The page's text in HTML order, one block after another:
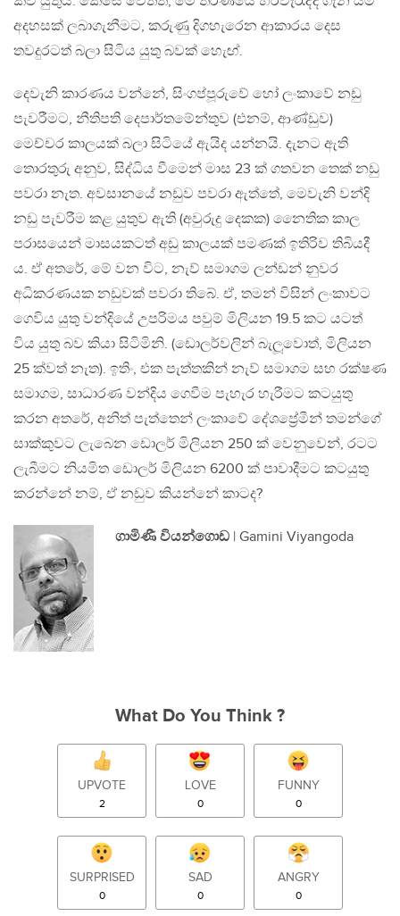
අදහසක් ලබාගැනීමට, කරුණු දිගහැරෙන ආකාරය දෙස
තවදුරටත් බලා සිටිය යුතු බවක් හැෙඟ්.
දෙවැනි කාරණය වන්නේ, සිංගප්පූරුවේ හෝ ලංකාවේ නඩු
පැවරීමට, නීතිපති දෙපාර්තමේන්තුව (එනම්, ආණ්ඩුව)
මෙච්චර කාලයක් බලා සිටියේ ඇයිද යන්නයි. දැනට ඇති
තොරතුරු අනුව, සිද්ධිය වීමෙන් මාස 23 ක් ගතවන තෙක් නඩු
පවරා නැත. අවසානයේ නඩුව පවරා ඇත්තේ, මෙවැනි වන්දි
නඩු පැවරීම කළ යුතුව ඇති (අවුරුදු දෙකක) නෛතික කාල
පරාසයෙන් මාසයකටත් අඩු කාලයක් පමණක් ඉතිරිව තිබියදී
ය. ඒ අතරේ, මේ වන විට, නැව් සමාගම ලන්ඩන් නුවර
අධිකරණයක නඩුවක් පවරා තිබේ. ඒ, තමන් විසින් ලංකාවට
ගෙවිය යුතු වන්දියේ උපරිමය පවුම් මිලියන 19.5 කට යටත්
විය යුතු බව කියා සිටිමිනි. (ඩොලර්වලින් බැලූවොත්, මිලියන
25 ක්වත් නැත). ඉතිං, එක පැත්තකින් නැව් සමාගම සහ රක්ෂණ
සමාගම, සාධාරණ වන්දිය ගෙවීම පැහැර හැරීමට කටයුතු
කරන අතරේ, අනිත් පැත්තෙන් ලංකාවේ දේශප්‍රේමීන් තමන්ගේ
සාක්කුවට ලැබෙන ඩොලර් මිලියන 250 ක් වෙනුවෙන්, රටට
ලැබීමට නියමිත ඩොලර් මිලියන 6200 ක් පාවාදීමට කටයුතු
කරන්නේ නම්, ඒ නඩුව කියන්නේ කාටද?
ගාමිණී වියන්ගොඩ | Gamini Viyangoda
What Do You Think ?
UPVOTE
2
LOVE
0
FUNNY
0
SURPRISED
0
SAD
0
ANGRY
0